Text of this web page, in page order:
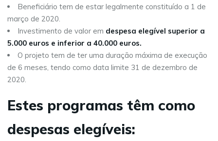
Beneficiário tem de estar legalmente constituído a 1 de
março de 2020.
Investimento de valor em despesa elegível superior a
5.000 euros e inferior a 40.000 euros.
O projeto tem de ter uma duração máxima de execução
de 6 meses, tendo como data limite 31 de dezembro de
2020.
Estes programas têm como
despesas elegíveis: